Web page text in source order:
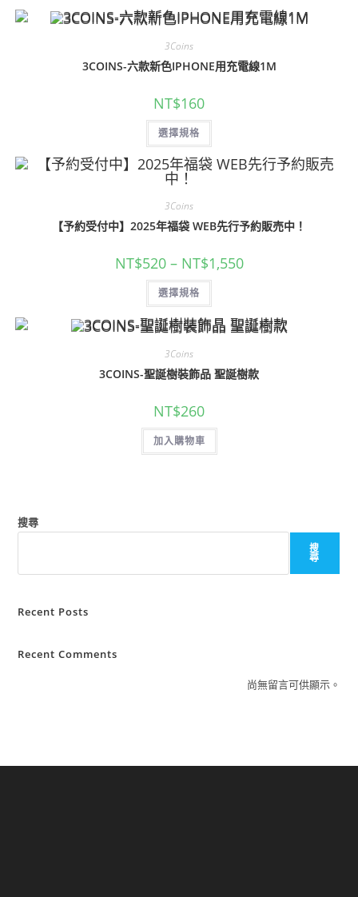
3Coins
3COINS-六款新色IPHONE用充電線1M
NT$160
選擇規格
3Coins
【予約受付中】2025年福袋 WEB先行予約販売中！
NT$520 – NT$1,550
選擇規格
3Coins
3COINS-聖誕樹裝飾品 聖誕樹款
NT$260
加入購物車
搜尋
搜
尋
Recent Posts
Recent Comments
尚無留言可供顯示。